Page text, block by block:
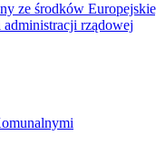
ze środków
administracji rządowej